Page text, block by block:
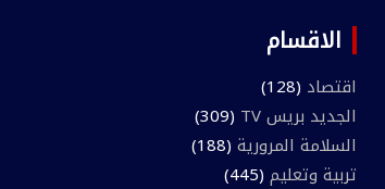
الاقسام
اقتصاد (128)
الجديد بريس TV
(309)
السلامة المرورية (188)
تربية وتعليم (445)